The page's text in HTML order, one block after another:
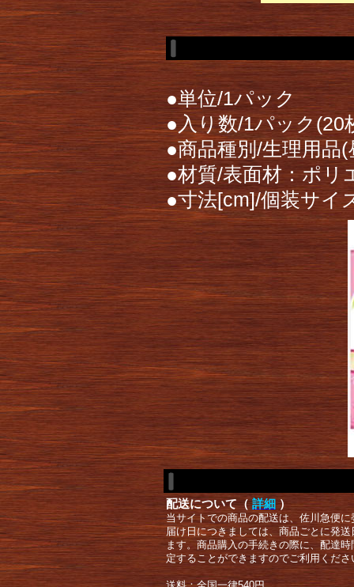
●単位/1パック
●入り数/1パック(20
●商品種別/生理用品(
●材質/表面材：ポ
●寸法[cm]/個装サ
配送について（ 詳細 ）
当サイトでの商品の配送は、佐川急便
届け日につきましては、商品ごとに発
ます。商品購入の手続きの際に、配達
定することができますのでご利用くださ